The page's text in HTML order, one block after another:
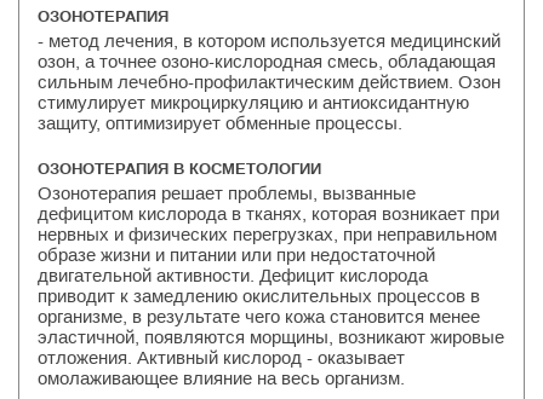
ОЗОНОТЕРАПИЯ
- метод лечения, в котором используется медицинский
озон, а точнее озоно-кислородная смесь, обладающая
сильным лечебно-профилактическим действием. Озон
стимулирует микроциркуляцию и антиоксидантную
защиту, оптимизирует обменные процессы.
ОЗОНОТЕРАПИЯ В КОСМЕТОЛОГИИ
Озонотерапия решает проблемы, вызванные
дефицитом кислорода в тканях, которая возникает при
нервных и физических перегрузках, при неправильном
образе жизни и питании или при недостаточной
двигательной активности. Дефицит кислорода
приводит к замедлению окислительных процессов в
организме, в результате чего кожа становится менее
эластичной, появляются морщины, возникают жировые
отложения. Активный кислород - оказывает
омолаживающее влияние на весь организм.